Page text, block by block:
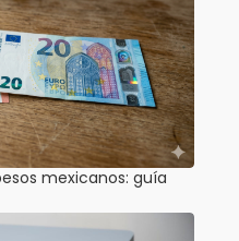
mexicanos: guía